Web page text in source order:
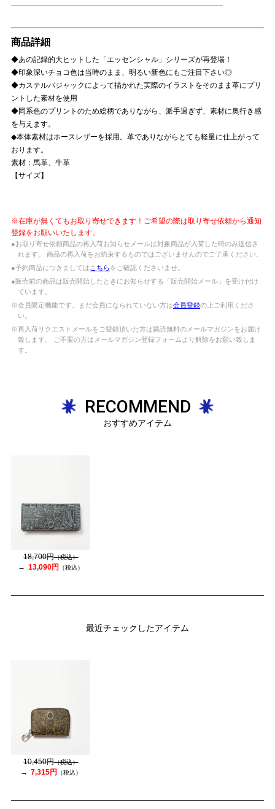
商品詳細
◆あの記録的大ヒットした「エッセンシャル」シリーズが再登場！
◆印象深いチョコ色は当時のまま、明るい新色にもご注目下さい◎
◆カステルバジャックによって描かれた実際のイラストをそのまま革にプリ
ントした素材を使用
◆同系色のプリントのため総柄でありながら、派手過ぎず、素材に奥行き感
を与えます。
◆本体素材はホースレザーを採用。革でありながらとても軽量に仕上がって
おります。
素材：馬革、牛革
【サイズ】
※在庫が無くてもお取り寄せできます！ご希望の際は取り寄せ依頼から通知
登録をお願いいたします。
●お取り寄せ依頼商品の再入荷お知らせメールは対象商品が入荷した時のみ送信さ
れます。 商品の再入荷をお約束するものではございませんのでご了承ください。
●予約商品につきましては こちらをご確認くださいませ。
●販売前の商品は販売開始したときにお知らせする「販売開始メール」を受け付け
ています。
※会員限定機能です。まだ会員になられていない方は会員登録の上ご利用くださ
い。
※再入荷リクエストメールをご登録頂いた方は購読無料のメールマガジンをお届け
致します。 ご不要の方はメールマガジン登録フォームより解除をお願い致しま
す。
RECOMMEND
おすすめアイテム
18,700円（税込）
13,090円 （税込）
最近チェックしたアイテム
10,450円（税込）
7,315円 （税込）